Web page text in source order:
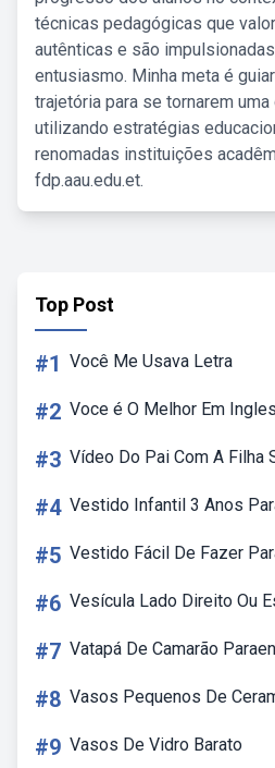
técnicas pedagógicas que
autênticas e são
entusiasmo. Minha meta é
trajetória para se tornarem
utilizando estratégias
renomadas instituições
fdp.aau.edu.et.
Top Post
#1 Você Me Usava Letra
#2 Voce é O Melhor Em Ingles
#3 Vídeo Do Pai Com A Filha
#4 Vestido Infantil 3 Anos
#5 Vestido Fácil De Fazer
#6 Vesícula Lado Direito Ou
#7 Vatapá De Camarão
#8 Vasos Pequenos De
#9 Vasos De Vidro Barato